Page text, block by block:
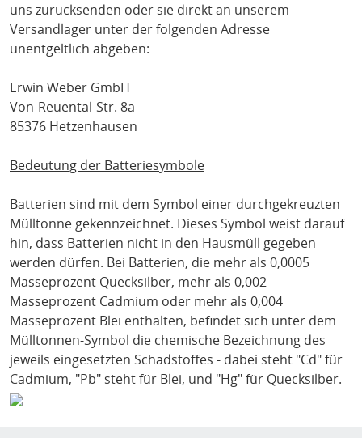
uns zurücksenden oder sie direkt an unserem
Versandlager unter der folgenden Adresse
unentgeltlich abgeben:
Erwin Weber GmbH
Von-Reuental-Str. 8a
85376 Hetzenhausen
Bedeutung der Batteriesymbole
Batterien sind mit dem Symbol einer durchgekreuzten
Mülltonne gekennzeichnet. Dieses Symbol weist darauf
hin, dass Batterien nicht in den Hausmüll gegeben
werden dürfen. Bei Batterien, die mehr als 0,0005
Masseprozent Quecksilber, mehr als 0,002
Masseprozent Cadmium oder mehr als 0,004
Masseprozent Blei enthalten, befindet sich unter dem
Mülltonnen-Symbol die chemische Bezeichnung des
jeweils eingesetzten Schadstoffes - dabei steht "Cd" für
Cadmium, "Pb" steht für Blei, und "Hg" für Quecksilber.